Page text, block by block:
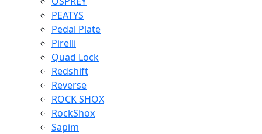
PEATYS
Pedal Plate
Pirelli
Quad Lock
Redshift
Reverse
ROCK SHOX
RockShox
Sapim